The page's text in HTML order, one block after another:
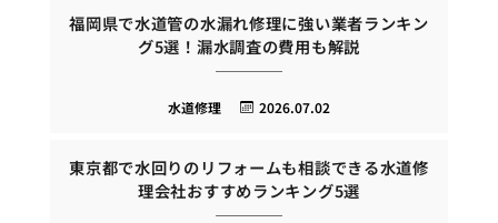
福岡県で水道管の水漏れ修理に強い業者ランキン
グ5選！漏水調査の費用も解説
2026.07.02
水道修理
東京都で水回りのリフォームも相談できる水道修
理会社おすすめランキング5選